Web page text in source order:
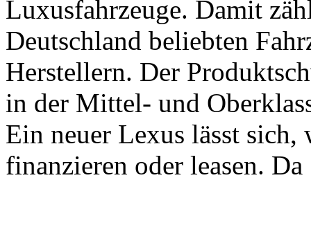
Luxusfahrzeuge. Damit
Deutschland beliebten
Herstellern. Der
in der Mittel- und
Ein neuer Lexus lässt sich,
finanzieren oder leasen.